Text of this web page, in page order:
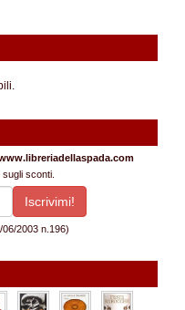
sconti.
2003 n.196)